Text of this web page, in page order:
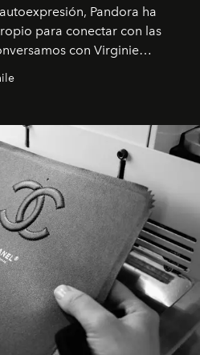
Pandora ha
para conectar con las
con Virginie
marketing para
cultura y el valor